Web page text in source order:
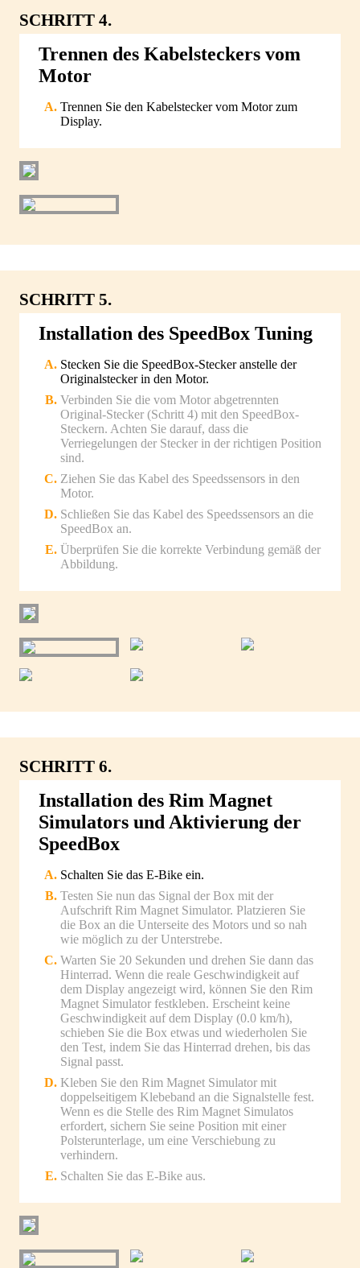
SCHRITT 4.
Trennen des Kabelsteckers vom
Motor
Trennen Sie den Kabelstecker vom Motor zum
Display.
SCHRITT 5.
Installation des SpeedBox Tuning
Stecken Sie die SpeedBox-Stecker anstelle der
Originalstecker in den Motor.
Verbinden Sie die vom Motor abgetrennten
Original-Stecker (Schritt 4) mit den SpeedBox-
Steckern. Achten Sie darauf, dass die
Verriegelungen der Stecker in der richtigen Position
sind.
Ziehen Sie das Kabel des Speedssensors in den
Motor.
Schließen Sie das Kabel des Speedssensors an die
SpeedBox an.
Überprüfen Sie die korrekte Verbindung gemäß der
Abbildung.
SCHRITT 6.
Installation des Rim Magnet
Simulators und Aktivierung der
SpeedBox
Schalten Sie das E-Bike ein.
Testen Sie nun das Signal der Box mit der
Aufschrift Rim Magnet Simulator. Platzieren Sie
die Box an die Unterseite des Motors und so nah
wie möglich zu der Unterstrebe.
Warten Sie 20 Sekunden und drehen Sie dann das
Hinterrad. Wenn die reale Geschwindigkeit auf
dem Display angezeigt wird, können Sie den Rim
Magnet Simulator festkleben. Erscheint keine
Geschwindigkeit auf dem Display (0.0 km/h),
schieben Sie die Box etwas und wiederholen Sie
den Test, indem Sie das Hinterrad drehen, bis das
Signal passt.
Kleben Sie den Rim Magnet Simulator mit
doppelseitigem Klebeband an die Signalstelle fest.
Wenn es die Stelle des Rim Magnet Simulatos
erfordert, sichern Sie seine Position mit einer
Polsterunterlage, um eine Verschiebung zu
verhindern.
Schalten Sie das E-Bike aus.